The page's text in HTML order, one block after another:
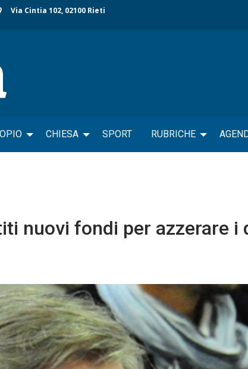
Via Cintia 102, 02100 Rieti
CHIESA SPORT RUBRICHE
nuovi fondi per azzerare i